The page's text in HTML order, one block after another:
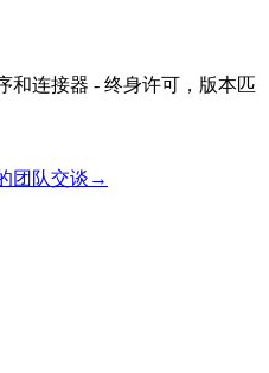
和连接器 - 终身许可，版本匹
团队交谈 →